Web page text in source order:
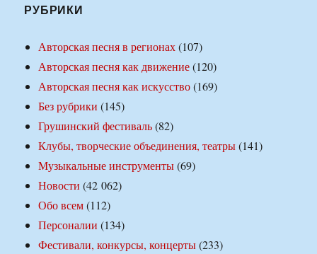
РУБРИКИ
Авторская песня в регионах(107)
Авторская песня как движение(120)
Авторская песня как искусство(169)
Без рубрики (145)
Грушинский фестиваль(82)
Клубы, творческие объединения, театры(141)
Музыкальные инструменты(69)
Новости (42 062)
Обо всем(112)
Персоналии (134)
Фестивали, конкурсы, концерты(233)